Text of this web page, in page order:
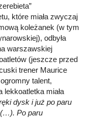
które miała zwyczaj
koleżanek (w tym
odbyła
warszawskiej
(jeszcze przed
trener Maurice
talent,
lekkoatletka miała
dysk i już po paru
(…). Po paru